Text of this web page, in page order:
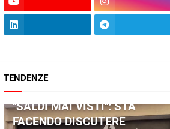
TENDENZE
"SALDI MAI VISTI": STA
FACENDO DISCUTERE